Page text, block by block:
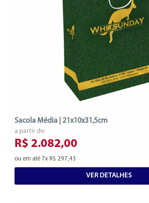
Sacola Média | 21x10x31,5cm
a partir de:
R$ 2.082,00
ou em até 7x R$ 297,43
VER DETALHES